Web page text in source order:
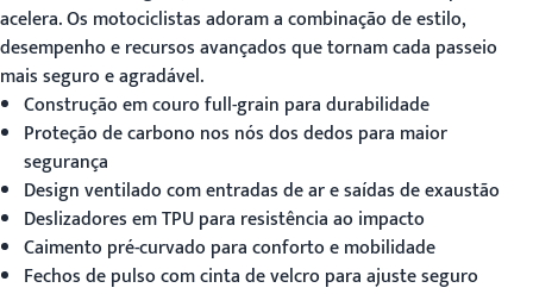
acelera. Os motociclistas adoram a combinação de estilo,
desempenho e recursos avançados que tornam cada passeio
mais seguro e agradável.
Construção em couro full-grain para durabilidade
Proteção de carbono nos nós dos dedos para maior
segurança
Design ventilado com entradas de ar e saídas de exaustão
Deslizadores em TPU para resistência ao impacto
Caimento pré-curvado para conforto e mobilidade
Fechos de pulso com cinta de velcro para ajuste seguro